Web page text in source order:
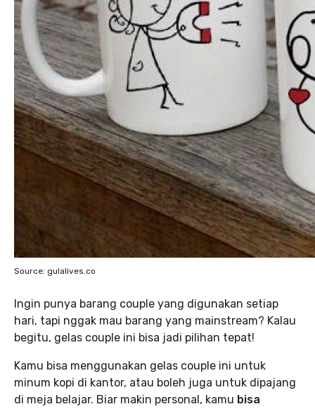
Source: gulalives.co
Ingin punya barang couple yang digunakan setiap
hari, tapi nggak mau barang yang mainstream? Kalau
begitu, gelas couple ini bisa jadi pilihan tepat!
Kamu bisa menggunakan gelas couple ini untuk
minum kopi di kantor, atau boleh juga untuk dipajang
di meja belajar. Biar makin personal, kamu bisa